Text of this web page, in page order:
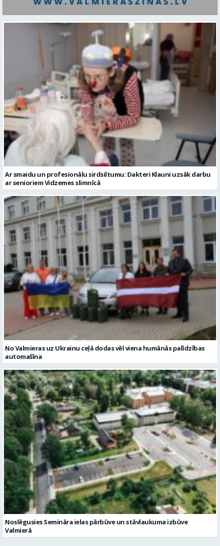
Ar smaidu un profesionālu sirdsiltumu: Dakteri Klauni uzsāk darbu
ar senioriem Vidzemes slimnīcā
No Valmieras uz Ukrainu ceļā dodas vēl viena humānās palīdzības
automašīna
Noslēgusies Semināra ielas pārbūve un stāvlaukuma izbūve
Valmierā